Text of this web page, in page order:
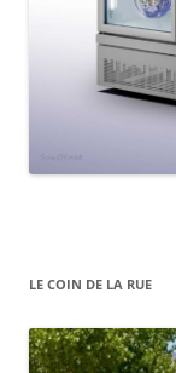
LE COIN DE LA RUE